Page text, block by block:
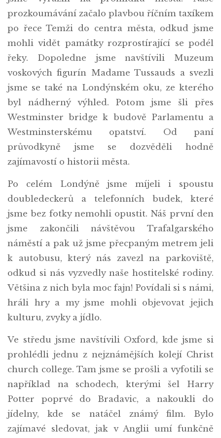
prozkoumávání začalo plavbou říčním taxíkem
po řece Temži do centra města, odkud jsme
mohli vidět památky rozprostírající se podél
řeky. Dopoledne jsme navštívili Muzeum
voskových figurín Madame Tussauds a svezli
jsme se také na Londýnském oku, ze kterého
byl nádherný výhled. Potom jsme šli přes
Westminster bridge k budově Parlamentu a
Westminsterskému opatství. Od paní
průvodkyně jsme se dozvěděli hodně
zajímavostí o historii města.
Po celém Londýně jsme míjeli i spoustu
doubledeckerů a telefonních budek, které
jsme bez fotky nemohli opustit. Náš první den
jsme zakončili návštěvou Trafalgarského
náměstí a pak už jsme přecpaným metrem jeli
k autobusu, který nás zavezl na parkoviště,
odkud si nás vyzvedly naše hostitelské rodiny.
Většina z nich byla moc fajn! Povídali si s námi,
hráli hry a my jsme mohli objevovat jejich
kulturu, zvyky a jídlo.
Ve středu jsme navštívili Oxford, kde jsme si
prohlédli jednu z nejznámějších kolejí Christ
church college. Tam jsme se prošli a vyfotili se
například na schodech, kterými šel Harry
Potter poprvé do Bradavic, a nakoukli do
jídelny, kde se natáčel známý film. Bylo
zajímavé sledovat, jak v Anglii umí funkčně